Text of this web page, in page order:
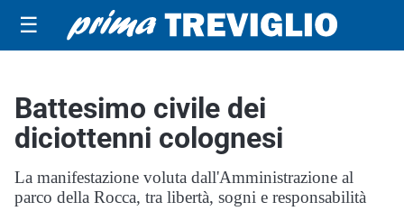
☰
Battesimo civile dei
diciottenni colognesi
La manifestazione voluta dall'Amministrazione al
parco della Rocca, tra libertà, sogni e responsabilità